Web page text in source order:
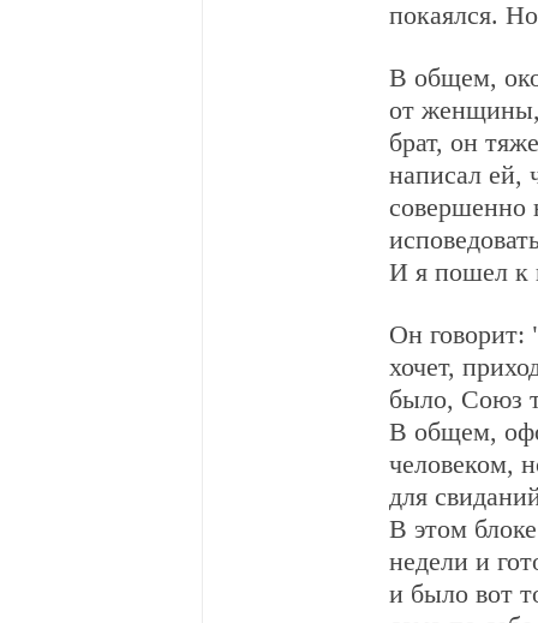
покаялся.
В общем,
от женщины,
брат, он
написал ей,
совершенно
И я пошел к
Он говорит:
хочет,
было, Союз
В общем,
человеком,
для
В этом
недели и
и было вот